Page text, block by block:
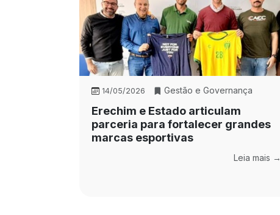
14/05/2026 Gestão e Governança
Erechim e Estado articulam
parceria para fortalecer grandes
marcas esportivas
Leia mais →